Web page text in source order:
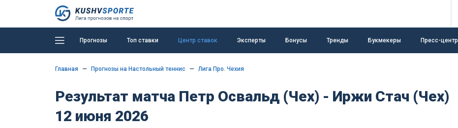
Прогнозы Топ ставки Центр ставок Эксперты Бонусы Тренды Букмекеры Пресс-центр
Главная Прогнозы на Настольный теннис Лига Про. Чехия
Результат матча Петр Освальд (Чех) - Иржи Стач (Чех)
12 июня 2026